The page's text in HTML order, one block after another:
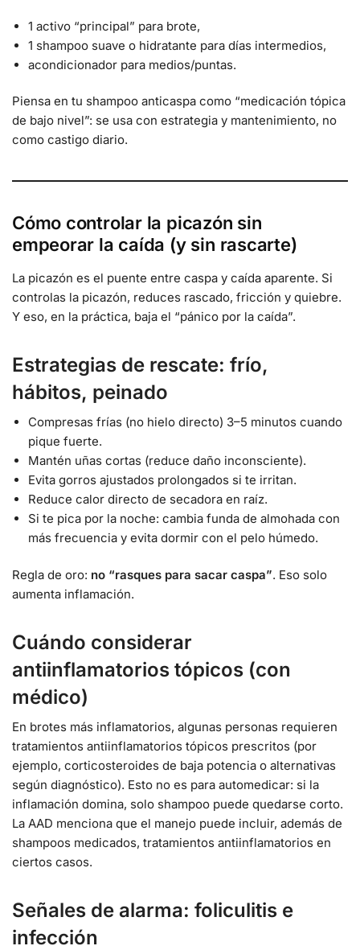
1 activo “principal” para brote,
1 shampoo suave o hidratante para días intermedios,
acondicionador para medios/puntas.
Piensa en tu shampoo anticaspa como “medicación tópica
de bajo nivel”: se usa con estrategia y mantenimiento, no
como castigo diario.
Cómo controlar la picazón sin
empeorar la caída (y sin rascarte)
La picazón es el puente entre caspa y caída aparente. Si
controlas la picazón, reduces rascado, fricción y quiebre.
Y eso, en la práctica, baja el “pánico por la caída”.
Estrategias de rescate: frío,
hábitos, peinado
Compresas frías (no hielo directo) 3–5 minutos cuando
pique fuerte.
Mantén uñas cortas (reduce daño inconsciente).
Evita gorros ajustados prolongados si te irritan.
Reduce calor directo de secadora en raíz.
Si te pica por la noche: cambia funda de almohada con
más frecuencia y evita dormir con el pelo húmedo.
Regla de oro: no “rasques para sacar caspa”. Eso solo
aumenta inflamación.
Cuándo considerar
antiinflamatorios tópicos (con
médico)
En brotes más inflamatorios, algunas personas requieren
tratamientos antiinflamatorios tópicos prescritos (por
ejemplo, corticosteroides de baja potencia o alternativas
según diagnóstico). Esto no es para automedicar: si la
inflamación domina, solo shampoo puede quedarse corto.
La AAD menciona que el manejo puede incluir, además de
shampoos medicados, tratamientos antiinflamatorios en
ciertos casos.
Señales de alarma: foliculitis e
infección